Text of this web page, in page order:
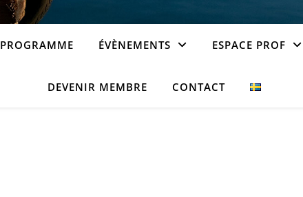
PROGRAMME ÉVÈNEMENTS ESPACE PROF
DEVENIR MEMBRE CONTACT